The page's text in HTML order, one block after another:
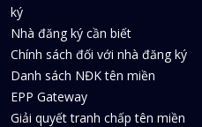
ký
Nhà đăng ký cần biết
Chính sách đối với nhà đăng ký
Danh sách NĐK tên miền
EPP Gateway
Giải quyết tranh chấp tên miền